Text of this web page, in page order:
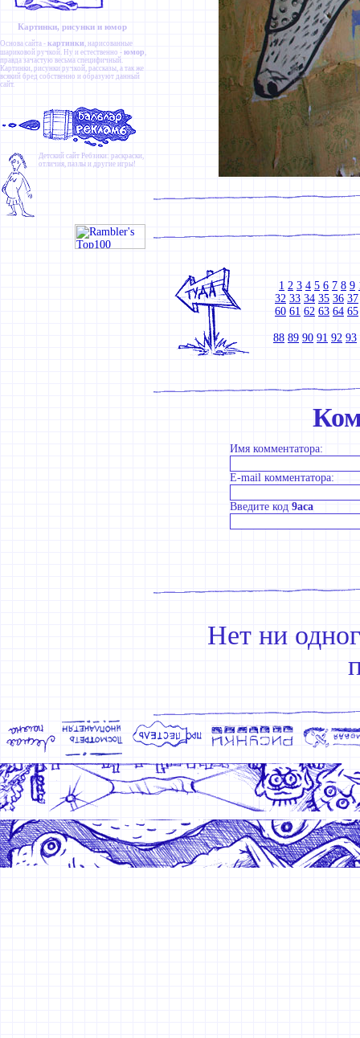
Картинки, рисунки и юмор
Основа сайта - картинки , нарисованные
шариковой ручкой. Ну и естественно - юмор ,
правда зачастую весьма специфичный.
Картинки, рисунки ручкой, рассказы, а так же
всякий бред собственно и образуют данный
сайт.
Детский сайт Ребзики: раскраски,
отличия, пазлы и другие игры!
1 2 3 4 5 6 7 8 9
32 33 34 35 36 37
60 61 62 63 64 65
88 89 90 91 92 93
Имя комментатора:
E-mail комментатора:
Введите код 9aca
Нет ни